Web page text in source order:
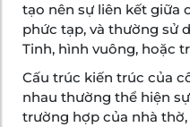
tạo nên sự liên kết giữa
phức tạp, và thường sử
Tinh, hình vuông, hoặc
Cấu trúc kiến trúc của
nhau thường thể hiện
trường hợp của nhà